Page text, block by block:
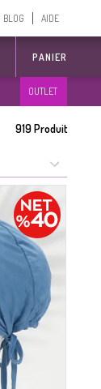
BLOG AIDE
PANIER
OUTLET
919Produit